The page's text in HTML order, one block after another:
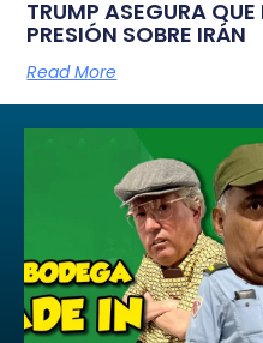
TRUMP ASEGURA
PRESIÓN SOBRE IRÁN
Read More